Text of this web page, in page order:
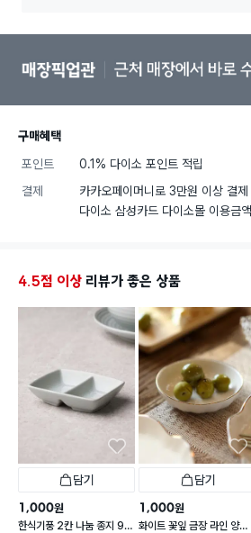
구매혜택
포인트
0.1% 다이소 포인트 적립
결제
카카오페이머니로 3만원 이상 결
다이소 삼성카드 다이소몰 이용금
4.5점 이상 리뷰가 좋은 상품
담기
1,000원
한식기풍 2칸 나눔 종지 9 c
담기
1,000원
화이트 꽃잎 금장 라인 양각